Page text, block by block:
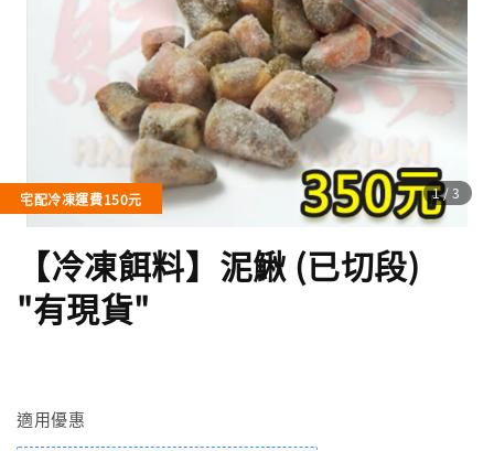
1/3
宅配冷凍運費150元
【冷凍餌料】泥鰍 (已切段)
"有現貨"
適用優惠